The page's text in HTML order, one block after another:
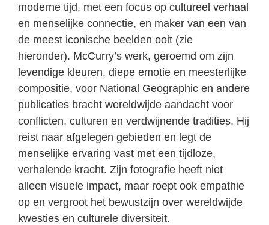
moderne tijd, met een focus op cultureel verhaal
en menselijke connectie, en maker van een van
de meest iconische beelden ooit (zie
hieronder). McCurry’s werk, geroemd om zijn
levendige kleuren, diepe emotie en meesterlijke
compositie, voor National Geographic en andere
publicaties bracht wereldwijde aandacht voor
conflicten, culturen en verdwijnende tradities. Hij
reist naar afgelegen gebieden en legt de
menselijke ervaring vast met een tijdloze,
verhalende kracht. Zijn fotografie heeft niet
alleen visuele impact, maar roept ook empathie
op en vergroot het bewustzijn over wereldwijde
kwesties en culturele diversiteit.